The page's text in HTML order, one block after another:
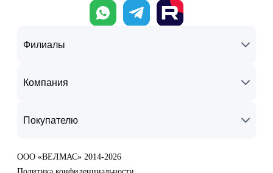
Филиалы
Компания
Покупателю
ООО «ВЕЛМАС» 2014-2026